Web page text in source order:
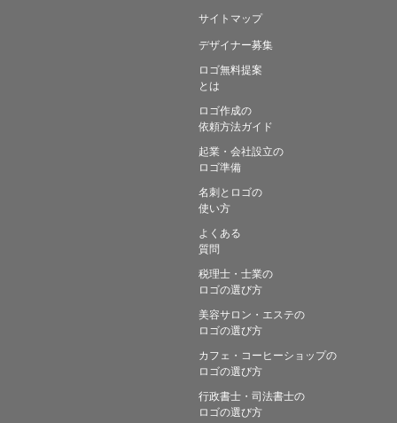
サイトマップ
デザイナー募集
ロゴ無料提案
とは
ロゴ作成の
依頼方法ガイド
起業・会社設立の
ロゴ準備
名刺とロゴの
使い方
よくある
質問
税理士・士業の
ロゴの選び方
美容サロン・エステの
ロゴの選び方
カフェ・コーヒーショップの
ロゴの選び方
行政書士・司法書士の
ロゴの選び方